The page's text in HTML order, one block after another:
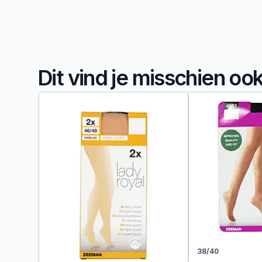
Dit vind je misschien
38/40